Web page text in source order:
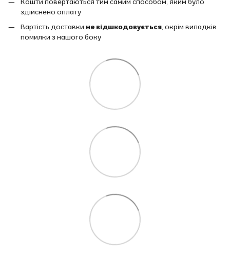
здійснено оплату
Вартість доставки не відшкодовується, окрім випадків
помилки з нашого боку